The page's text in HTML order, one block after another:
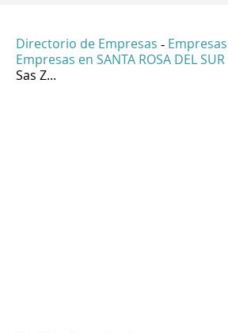
Directorio de Empresas - Empresas
Empresas en SANTA ROSA DEL SUR
Sas Z...